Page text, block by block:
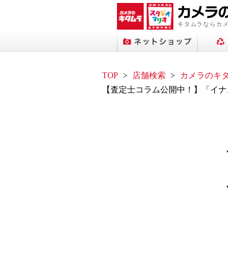
キタムラならカ
ネットショップトッ
ネット中古トップ
プリントサービスト
アップル修理サー
フォトブックトッ
スタジオマリオトッ
TOP 店舗検索 カメラのキ
【査定士コラム公開中！】「イ